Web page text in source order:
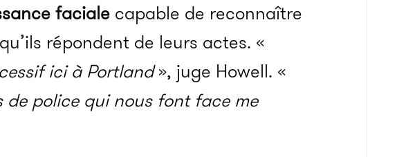
faciale capable de reconnaître
répondent de leurs actes. «
ici à Portland», juge Howell. «
de police qui nous font face me